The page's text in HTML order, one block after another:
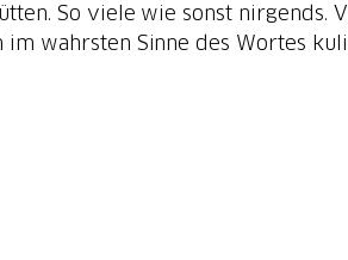
So viele wie sonst nirgends.
wahrsten Sinne des Wortes